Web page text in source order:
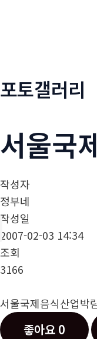
포토갤러리
서울국
작성자
정부네
작성일
2007-02-03 14:34
조회
3166
서울국제음식산업박
좋아요 0